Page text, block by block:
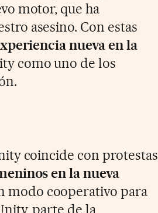
motor, que ha
asesino. Con estas
nueva en la
como uno de los
coincide con protestas
en la nueva
modo cooperativo para
parte de la